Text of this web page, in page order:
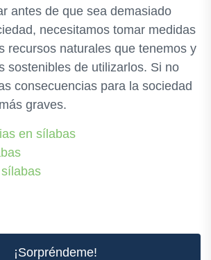
antes de que sea demasiado
necesitamos tomar medidas
recursos naturales que tenemos y
sostenibles de utilizarlos. Si no
consecuencias para la sociedad
graves.
en sílabas
¡Sorpréndeme!